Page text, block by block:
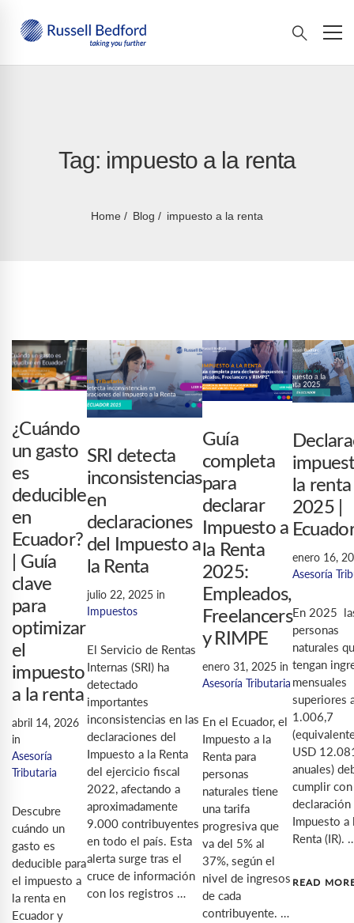
Tag: impuesto a la renta
Home Blog impuesto a la renta
¿Cuándo
un gasto
es
deducible
en
Ecuador?
| Guía
clave
para
optimizar
el
impuesto
a la renta
abril 14, 2026
in
Asesoría
Tributaria
Descubre
cuándo un
gasto es
deducible para
el impuesto a
la renta en
Ecuador y
SRI detecta
inconsistencias
en
declaraciones
del Impuesto a
la Renta
julio 22, 2025in
Impuestos
El Servicio de Rentas
Internas (SRI) ha
detectado
importantes
inconsistencias en las
declaraciones del
Impuesto a la Renta
del ejercicio fiscal
2022, afectando a
aproximadamente
9.000 contribuyentes
en todo el país. Esta
alerta surge tras el
cruce de información
con los registros …
Guía
completa
para
declarar
Impuesto a
la Renta
2025:
Empleados,
Freelancers
y RIMPE
enero 31, 2025in
Asesoría Tributaria
En el Ecuador, el
Impuesto a la
Renta para
personas
naturales tiene
una tarifa
progresiva que
va del 5% al
37%, según el
nivel de ingresos
de cada
contribuyente. …
la renta
2025 |
enero 16,
Asesoría
En 2025
personas
naturales
tengan
mensuales
superiores
1.006,7
USD
anuales)
cumplir
declaración
Impuesto a
Renta (IR).
READ